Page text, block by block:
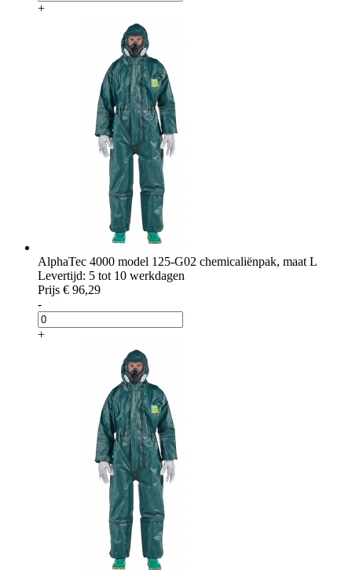
+
AlphaTec 4000 model 125-G02 chemicaliënpak, maat L
Levertijd: 5 tot 10 werkdagen
Prijs € 96,29
-
+